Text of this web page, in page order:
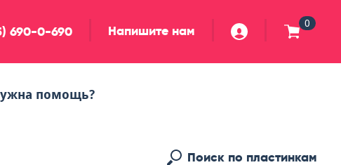
690-0-690 Напишите нам 0
помощь?